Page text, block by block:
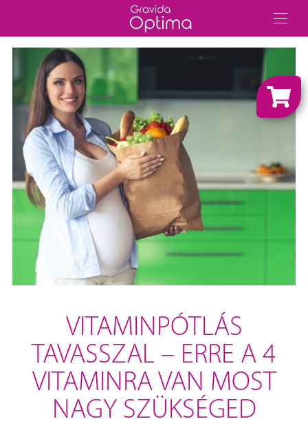
VITAMINPÓTLÁS
TAVASSZAL – ERRE A 4
VITAMINRA VAN MOST
NAGY SZÜKSÉGED